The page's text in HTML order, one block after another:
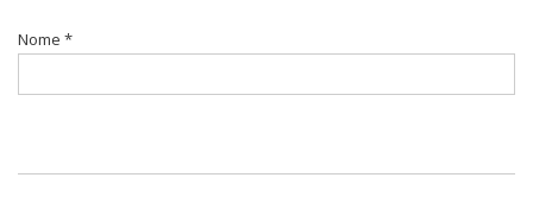
Nome *